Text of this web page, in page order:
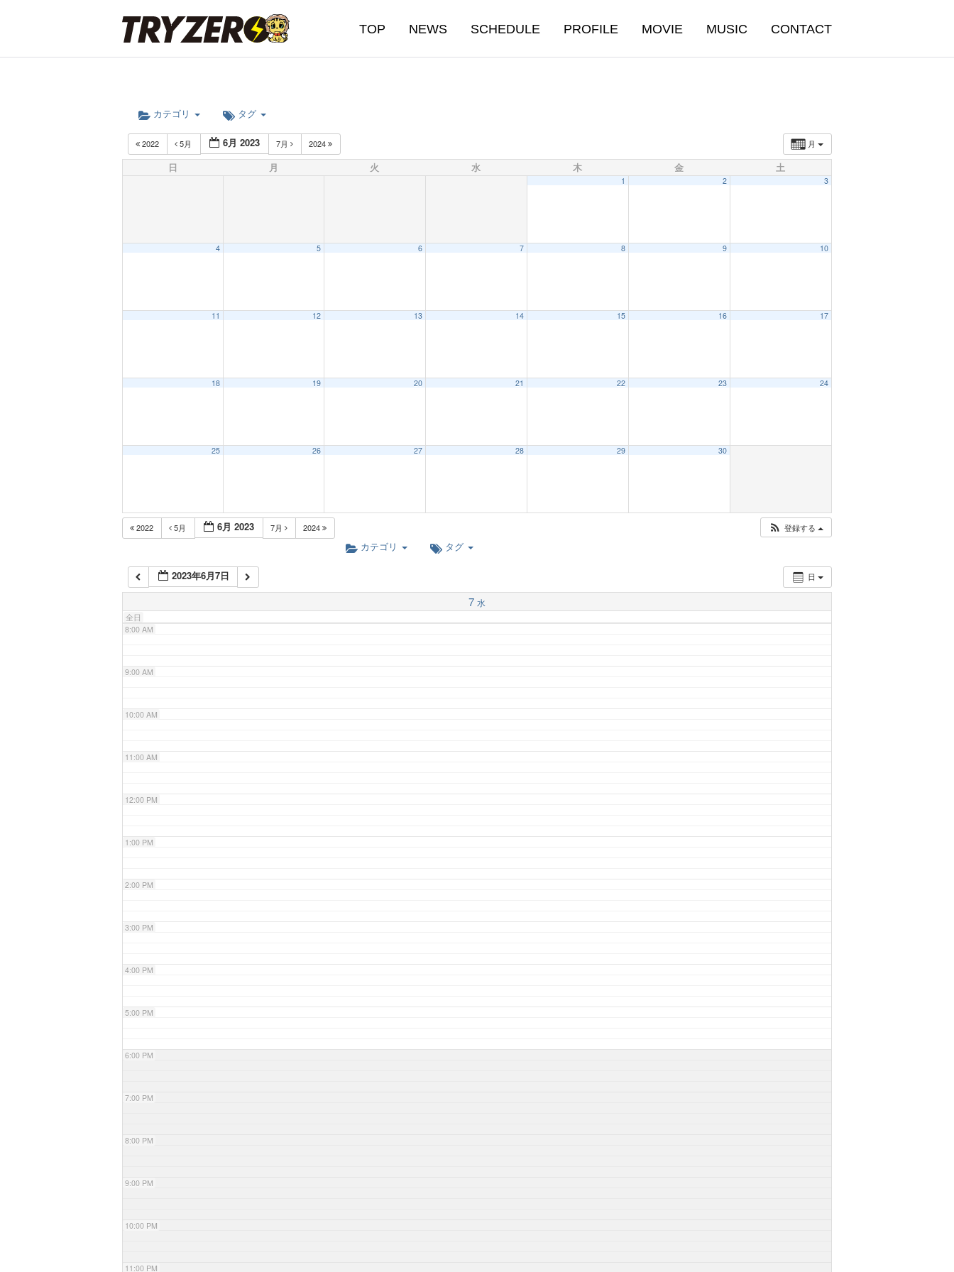
TOP NEWS SCHEDULE PROFILE MOVIE MUSIC CONTACT
カテゴリ タグ
月
2022 5月 6月 2023 7月 2024
日 月 火 水 木 金 土
1 2 3
4 5 6 7 8 9 10
11 12 13 14 15 16 17
18 19 20 21 22 23 24
25 26 27 28 29 30
2022 5月 6月 2023 7月 2024 登録する
カテゴリ タグ
日
2023年6月7日
7 水
全日
7:00 AM
8:00 AM
9:00 AM
10:00 AM
11:00 AM
12:00 PM
1:00 PM
2:00 PM
3:00 PM
4:00 PM
5:00 PM
6:00 PM
7:00 PM
8:00 PM
9:00 PM
10:00 PM
11:00 PM